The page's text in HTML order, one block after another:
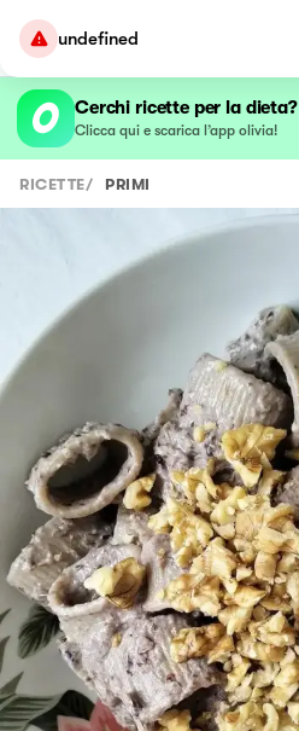
undefined
Cerchi ricette per la dieta?
Clicca qui e scarica l’app olivia!
RICETTE/ PRIMI